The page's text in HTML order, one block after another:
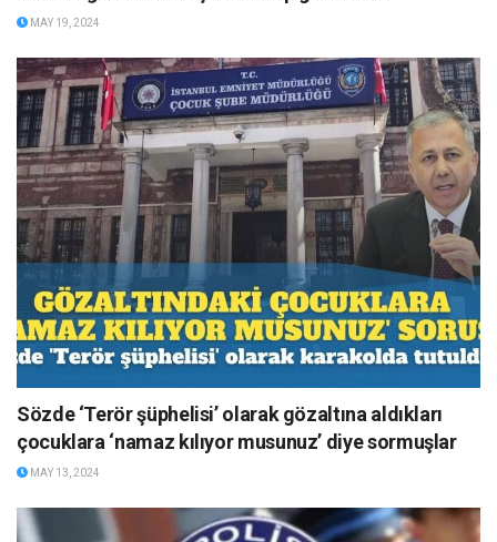
MAY 19, 2024
Sözde ‘Terör şüphelisi’ olarak gözaltına aldıkları
çocuklara ‘namaz kılıyor musunuz’ diye sormuşlar
MAY 13, 2024